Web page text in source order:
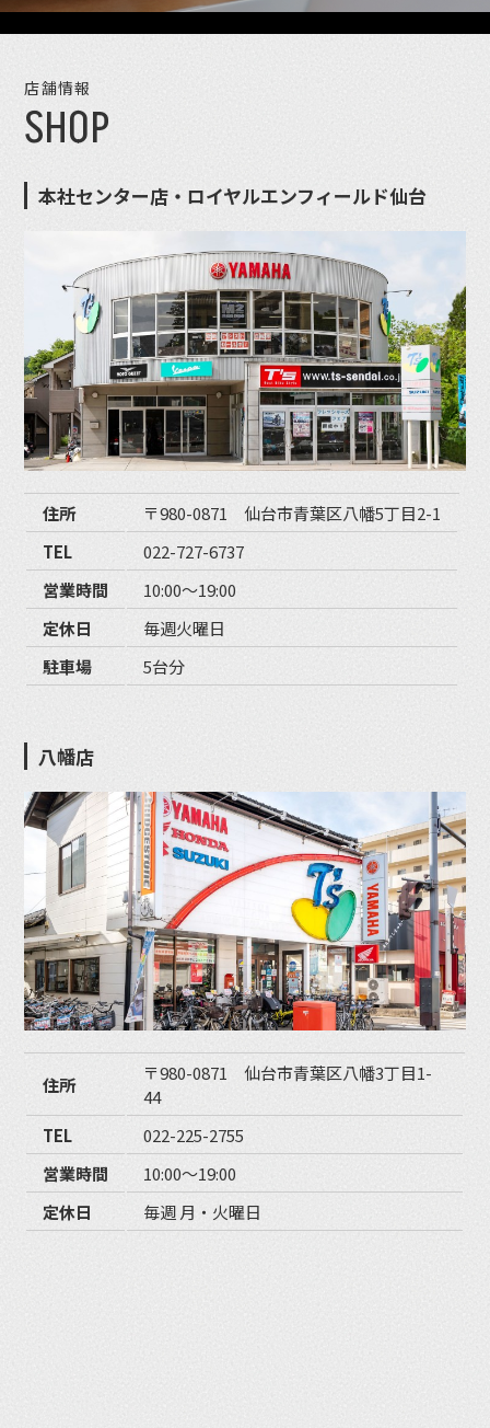
店舗情報
SHOP
本社センター店・ロイヤルエンフィールド仙台
住所
〒980-0871 仙台市青葉区八幡5丁目2-1
TEL
022-727-6737
営業時間
10:00〜19:00
定休日
毎週火曜日
駐車場
5台分
八幡店
住所
〒980-0871 仙台市青葉区八幡3丁目1-
44
TEL
022-225-2755
営業時間
10:00〜19:00
定休日
毎週 月・火曜日